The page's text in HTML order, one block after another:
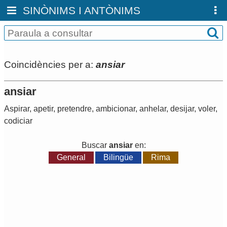
SINÒNIMS I ANTÒNIMS
Coincidències per a: ansiar
ansiar
Aspirar, apetir, pretendre, ambicionar, anhelar, desijar, voler,
codiciar
Buscar ansiaren:
General
Bilingüe Rima